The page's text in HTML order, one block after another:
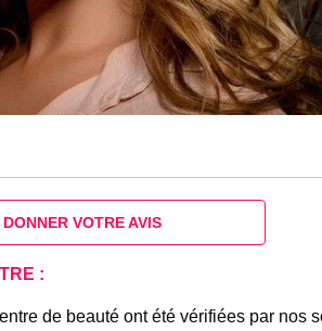
DONNER VOTRE AVIS
:
de beauté ont été vérifiées par nos